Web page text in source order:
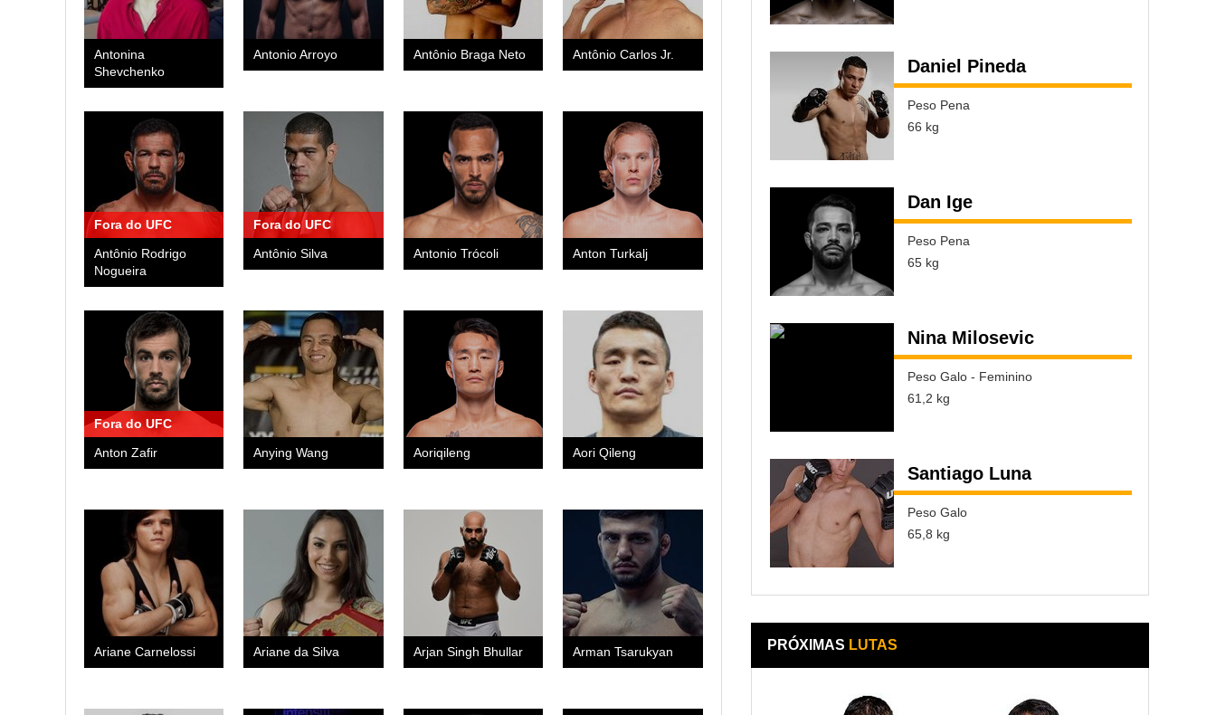
Antonina
Shevchenko
Antonio Arroyo Antônio Braga Neto Antônio Carlos Jr.
Fora do UFC
Antônio Rodrigo
Nogueira
Fora do UFC
Antônio Silva Antonio Trócoli Anton Turkalj
Fora do UFC
Anton Zafir Anying Wang Aoriqileng Aori Qileng
Ariane Carnelossi Ariane da Silva Arjan Singh Bhullar Arman Tsarukyan
Daniel Pineda
Peso Pena
66 kg
Dan Ige
Peso Pena
65 kg
Nina Milosevic
Peso Galo - Feminino
61,2 kg
Santiago Luna
Peso Galo
65,8 kg
PRÓXIMAS LUTAS